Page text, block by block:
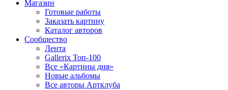
Магазин
Готовые работы
Заказать картину
Каталог авторов
Сообщество
Лента
Gallerix Топ-100
Все «Картины дня»
Новые альбомы
Все авторы Артклуба